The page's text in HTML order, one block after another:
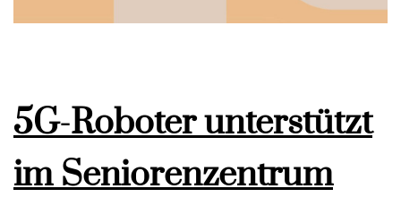
5G-Roboter unterstützt
im Seniorenzentrum